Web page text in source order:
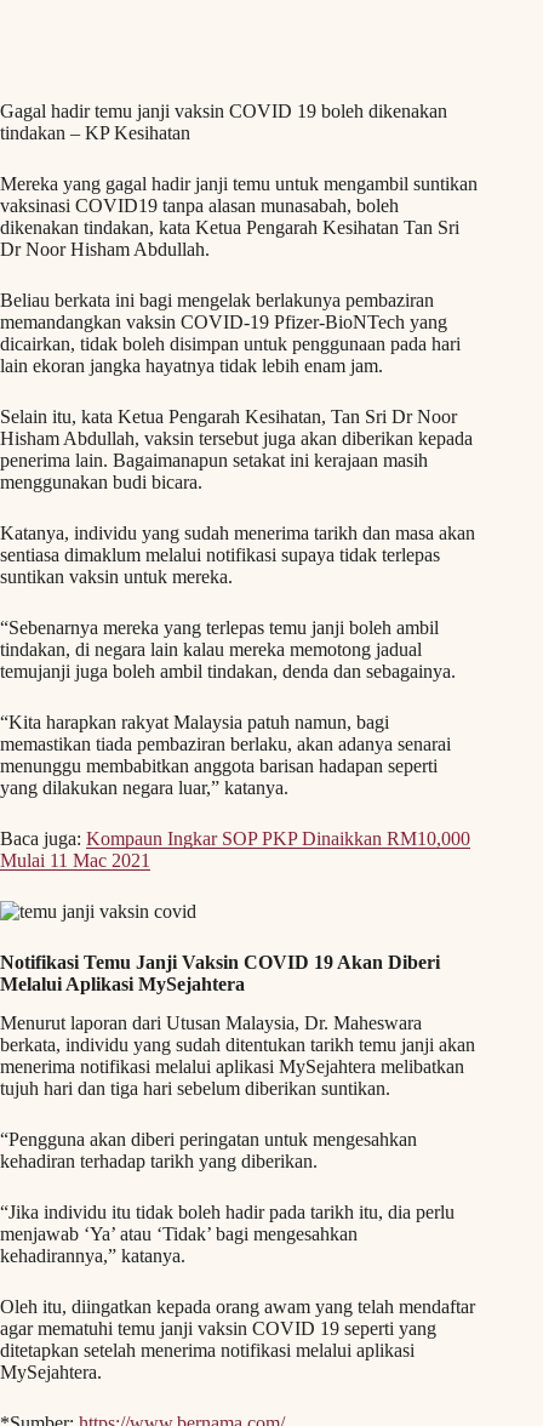
Gagal hadir temu janji vaksin COVID 19 boleh dikenakan
tindakan – KP Kesihatan
Mereka yang gagal hadir janji temu untuk mengambil suntikan
vaksinasi COVID19 tanpa alasan munasabah, boleh
dikenakan tindakan, kata Ketua Pengarah Kesihatan Tan Sri
Dr Noor Hisham Abdullah.
Beliau berkata ini bagi mengelak berlakunya pembaziran
memandangkan vaksin COVID-19 Pfizer-BioNTech yang
dicairkan, tidak boleh disimpan untuk penggunaan pada hari
lain ekoran jangka hayatnya tidak lebih enam jam.
Selain itu, kata Ketua Pengarah Kesihatan, Tan Sri Dr Noor
Hisham Abdullah, vaksin tersebut juga akan diberikan kepada
penerima lain. Bagaimanapun setakat ini kerajaan masih
menggunakan budi bicara.
Katanya, individu yang sudah menerima tarikh dan masa akan
sentiasa dimaklum melalui notifikasi supaya tidak terlepas
suntikan vaksin untuk mereka.
“Sebenarnya mereka yang terlepas temu janji boleh ambil
tindakan, di negara lain kalau mereka memotong jadual
temujanji juga boleh ambil tindakan, denda dan sebagainya.
“Kita harapkan rakyat Malaysia patuh namun, bagi
memastikan tiada pembaziran berlaku, akan adanya senarai
menunggu membabitkan anggota barisan hadapan seperti
yang dilakukan negara luar,” katanya.
Baca juga: Kompaun Ingkar SOP PKP Dinaikkan RM10,000
Mulai 11 Mac 2021
Notifikasi Temu Janji Vaksin COVID 19 Akan Diberi
Melalui Aplikasi MySejahtera
Menurut laporan dari Utusan Malaysia, Dr. Maheswara
berkata, individu yang sudah ditentukan tarikh temu janji akan
menerima notifikasi melalui aplikasi MySejahtera melibatkan
tujuh hari dan tiga hari sebelum diberikan suntikan.
“Pengguna akan diberi peringatan untuk mengesahkan
kehadiran terhadap tarikh yang diberikan.
“Jika individu itu tidak boleh hadir pada tarikh itu, dia perlu
menjawab ‘Ya’ atau ‘Tidak’ bagi mengesahkan
kehadirannya,” katanya.
Oleh itu, diingatkan kepada orang awam yang telah mendaftar
agar mematuhi temu janji vaksin COVID 19 seperti yang
ditetapkan setelah menerima notifikasi melalui aplikasi
MySejahtera.